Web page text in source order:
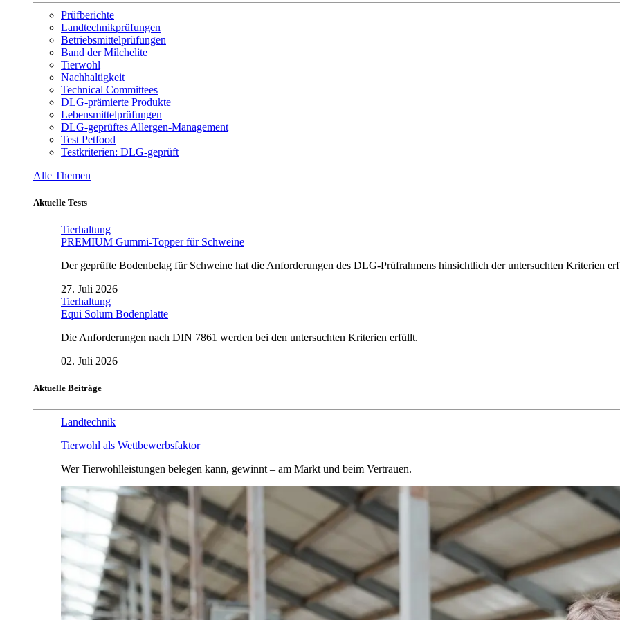
Prüfberichte
Landtechnikprüfungen
Betriebsmittelprüfungen
Band der Milchelite
Tierwohl
Nachhaltigkeit
Technical Committees
DLG-prämierte Produkte
Lebensmittelprüfungen
DLG-geprüftes Allergen-Management
Test Petfood
Testkriterien: DLG-geprüft
Alle Themen
Aktuelle Tests
Tierhaltung
PREMIUM Gummi-Topper für Schweine
Der geprüfte Bodenbelag für Schweine hat die Anforderungen des DLG-Prüfrahmens hinsichtlich der untersuchten Kriterien
27. Juli 2026
Tierhaltung
Equi Solum Bodenplatte
Die Anforderungen nach DIN 7861 werden bei den untersuchten Kriterien erfüllt.
02. Juli 2026
Aktuelle Beiträge
Landtechnik
Tierwohl als Wettbewerbsfaktor
Wer Tierwohlleistungen belegen kann, gewinnt – am Markt und beim Vertrauen.